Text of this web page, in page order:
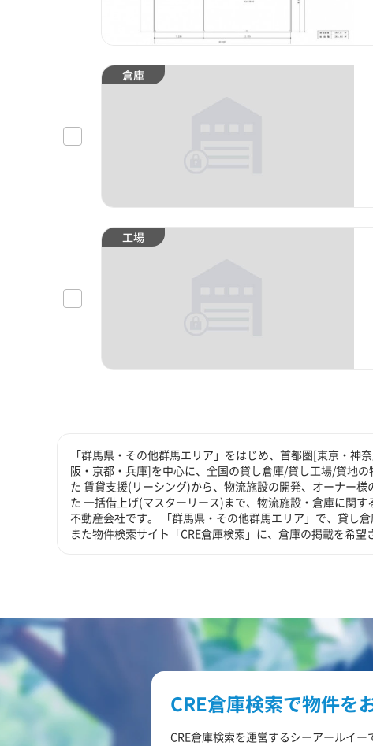
倉庫
工場
「群馬県・その他群馬エリア」をはじめ、首都圏[東京・
阪・京都・兵庫]を中心に、全国の貸し倉庫/貸し工場/貸地
た 賃貸支援(リーシング)から、物流施設の開発、オーナー
た 一括借上げ(マスターリース)まで、物流施設・倉庫に関
不動産会社です。 「群馬県・その他群馬エリア」で、貸し
また物件検索サイト「CRE倉庫検索」に、倉庫の掲載を希
CRE倉庫検索で物件を
CRE倉庫検索を運営するシーアールイー